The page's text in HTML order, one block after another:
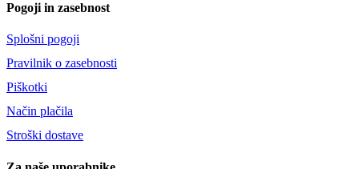
Pogoji in zasebnost
Splošni pogoji
Pravilnik o zasebnosti
Piškotki
Način plačila
Stroški dostave